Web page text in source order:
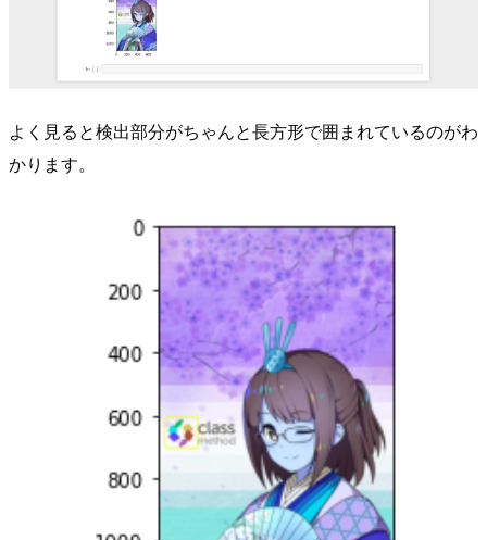
よく見ると検出部分がちゃんと長方形で囲まれているのがわ
かります。